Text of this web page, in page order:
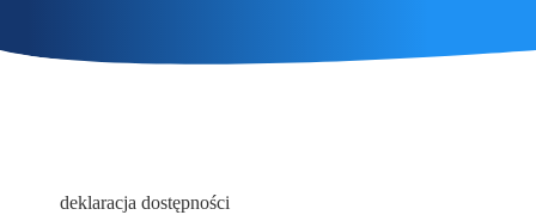
deklaracja dostępności